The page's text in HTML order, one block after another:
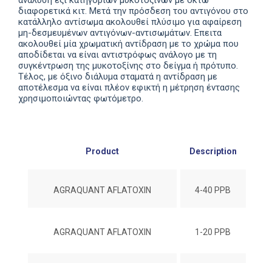
διαφορετικά κιτ. Μετά την πρόσδεση του αντιγόνου στο
κατάλληλο αντίσωμα ακολουθεί πλύσιμο για αφαίρεση
μη-δεσμευμένων αντιγόνων-αντισωμάτων. Επειτα
ακολουθεί μία χρωματική αντίδραση με το χρώμα που
αποδίδεται να είναι αντιστρόφως ανάλογο με τη
συγκέντρωση της μυκοτοξίνης στο δείγμα ή πρότυπο.
Τέλος, με όξινο διάλυμα σταματά η αντίδραση με
αποτέλεσμα να είναι πλέον εφικτή η μέτρηση έντασης
χρησιμοποιώντας φωτόμετρο.
Product Description
AGRAQUANT AFLATOXIN 4-40 PPB
AGRAQUANT AFLATOXIN 1-20 PPB